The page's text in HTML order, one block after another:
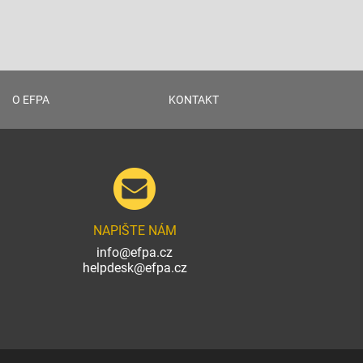
O EFPA KONTAKT
NAPIŠTE NÁM
info@efpa.cz
helpdesk@efpa.cz